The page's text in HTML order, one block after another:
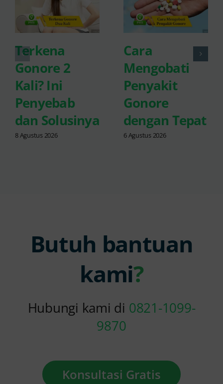
Terkena
Gonore 2
Kali? Ini
Penyebab
dan Solusinya
8 Agustus 2026
Cara
Mengobati
Penyakit
Gonore
dengan Tepat
6 Agustus 2026
Butuh bantuan
kami?
Hubungi kami di 0821-1099-
9870
Konsultasi Gratis